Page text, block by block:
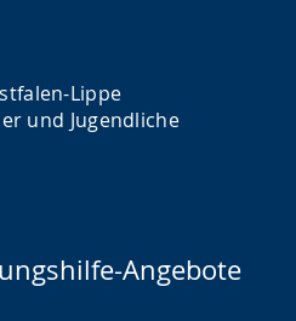
Lippe
und Jugendliche
Angebote